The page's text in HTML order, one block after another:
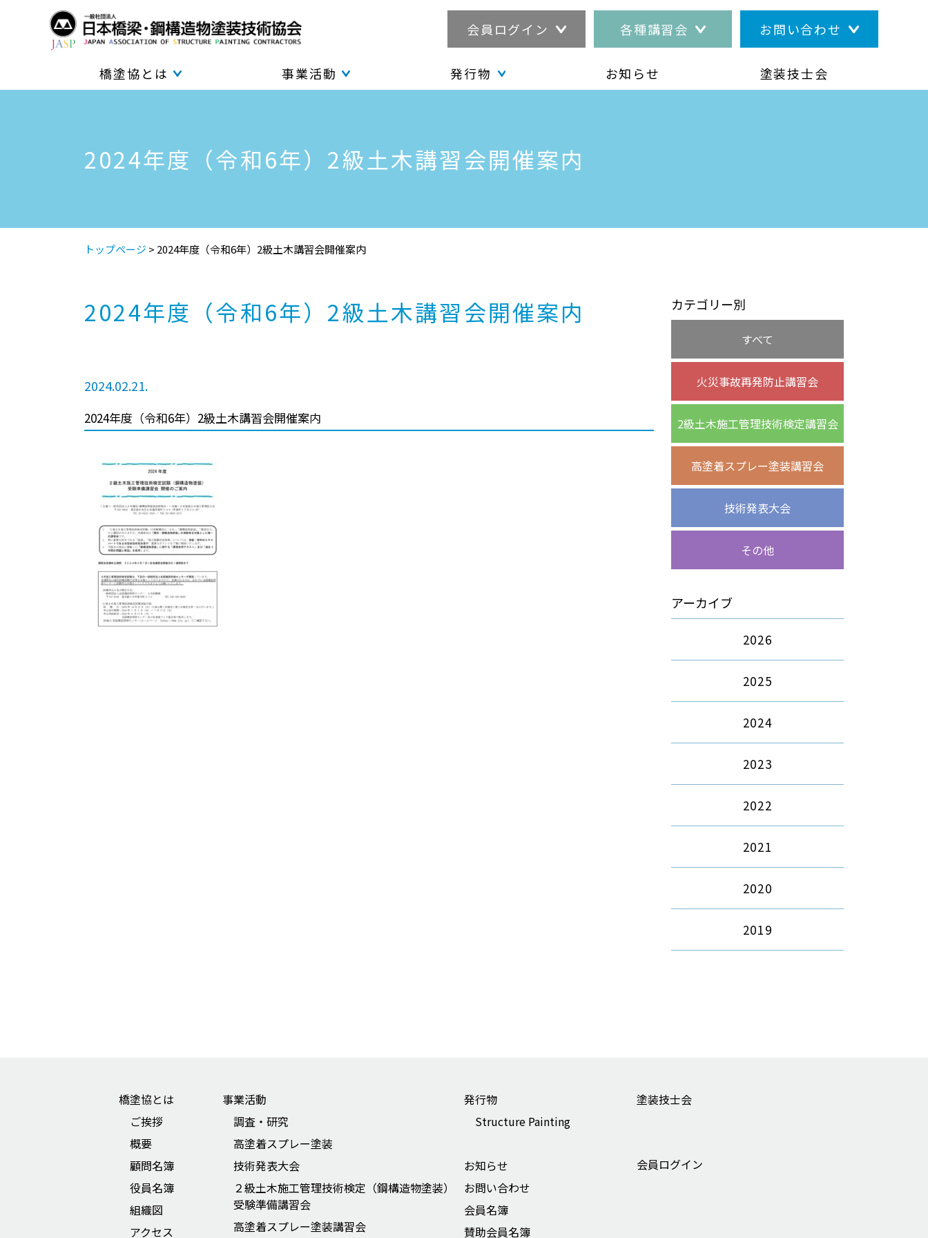
会員ログイン 各種講習会 お問い合わせ
橋塗協とは 事業活動 発行物 お知らせ 塗装技士会
2024年度（令和6年）2級土木講習会開催案内
トップページ > 2024年度（令和6年）2級土木講習会開催案内
2024年度（令和6年）2級土木講習会開催案内
2024.02.21.
2024年度（令和6年）2級土木講習会開催案内
カテゴリー別
すべて
火災事故再発防止講習会
2級土木施工管理技術検定講習会
高塗着スプレー塗装講習会
技術発表大会
その他
アーカイブ
2026
2025
2024
2023
2022
2021
2020
2019
橋塗協とは
ご挨拶
概要
顧問名簿
役員名簿
組織図
アクセス
事業活動
調査・研究
高塗着スプレー塗装
技術発表大会
２級土木施工管理技術検定（鋼構造物塗装）
受験準備講習会
高塗着スプレー塗装講習会
発行物
Structure Painting
お知らせ
お問い合わせ
会員名簿
賛助会員名簿
塗装技士会
会員ログイン